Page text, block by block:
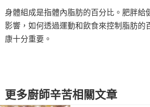
身體組成是指體內脂肪的百分比。肥胖給
影響，如何透過運動和飲食來控制脂肪的
康十分重要。
更多廚師辛苦相關文章